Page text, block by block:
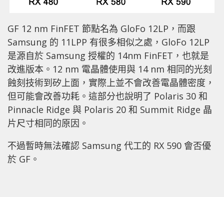
GF 12 nm FinFET 節點名為 GloFo 12LP，而跟
Samsung 的 11LPP 有很多相似之處，GloFo 12LP
是源自於 Samsung 授權的 14nm FinFET，也就是
改進版本。12 nm 電晶體使用與 14 nm 相同的光刻
蝕刻技術到矽上面，實際上並不會改善電晶體密度，
但可能會改善功耗。這部分也說明了 Polaris 30 和
Pinnacle Ridge 與 Polaris 20 和 Summit Ridge 晶
片尺寸相同的原因。
不過暫時無法確認 Samsung 代工的 RX 590 會否優
於 GF。